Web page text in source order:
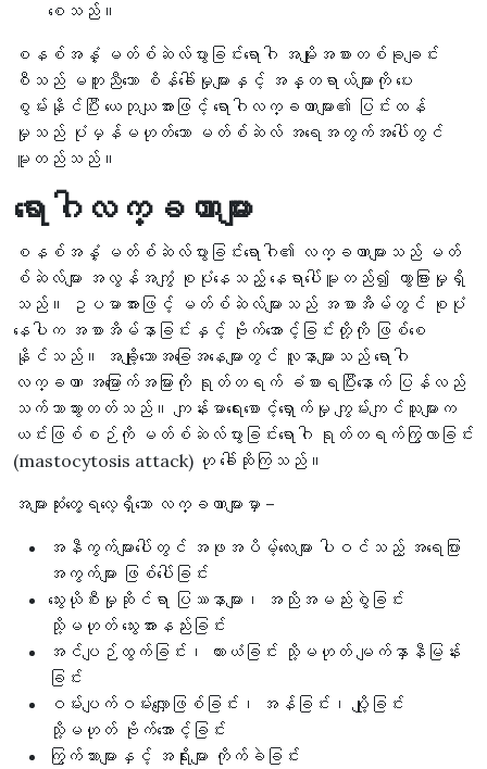
စေသည်။
စနစ်အနှံ့ မတ်စ်ဆဲလ်ပွားခြင်းရောဂါ အမျိုးအစားတစ်ခုချင်း
စီသည် မတူညီသော စိန်ခေါ်မှုများနှင့် အန္တရာယ်များကို ပေး
စွမ်းနိုင်ပြီး ယေဘုယျအားဖြင့် ရောဂါလက္ခဏာများ၏ ပြင်းထန်
မှုသည် ပုံမှန်မဟုတ်သော မတ်စ်ဆဲလ် အရေအတွက်အပေါ်တွင်
မူတည်သည်။
ရောဂါလက္ခဏာများ
စနစ်အနှံ့ မတ်စ်ဆဲလ်ပွားခြင်းရောဂါ၏ လက္ခဏာများသည် မတ်
စ်ဆဲလ်များ အလွန်အကျွံ စုပုံနေသည့် နေရာပေါ်မူတည်၍ ကွာခြားမှုရှိ
သည်။ ဥပမာအားဖြင့် မတ်စ်ဆဲလ်များသည် အစာအိမ်တွင် စုပုံ
နေပါက အစာအိမ်နာခြင်းနှင့် ဗိုက်အောင့်ခြင်းတို့ကို ဖြစ်စေ
နိုင်သည်။ အချို့သောအခြေအနေများတွင် လူနာများသည် ရောဂါ
လက္ခဏာ အမြောက်အမြားကို ရုတ်တရက် ခံစားရပြီးနောက် ပြန်လည်
သက်သာသွားတတ်သည်။ ကျန်းမာရေးစောင့်ရှောက်မှု ကျွမ်းကျင်သူများက
ယင်းဖြစ်စဉ်ကို မတ်စ်ဆဲလ်ပွားခြင်းရောဂါ ရုတ်တရက်ကြွလာခြင်း
(mastocytosis attack) ဟု ခေါ်ဆိုကြသည်။
အများဆုံးတွေ့ရလေ့ရှိသော လက္ခဏာများမှာ –
အနီကွက်များပေါ်တွင် အဖုအပိမ့်လေးများ ပါဝင်သည့် အရေပြား
အကွက်များ ဖြစ်ပေါ်ခြင်း
သွေးယိုစီးမှုဆိုင်ရာ ပြဿနာများ၊ အညိုအမည်းစွဲခြင်း
သို့မဟုတ် သွေးအားနည်းခြင်း
အင်ပျဉ်ထွက်ခြင်း၊ ယားယံခြင်း သို့မဟုတ် မျက်နှာနီမြန်း
ခြင်း
ဝမ်းပျက်ဝမ်းလျှောဖြစ်ခြင်း၊ အန်ခြင်း၊ ပျို့ခြင်း
သို့မဟုတ် ဗိုက်အောင့်ခြင်း
ကြွက်သားများနှင့် အရိုးများ ကိုက်ခဲခြင်း